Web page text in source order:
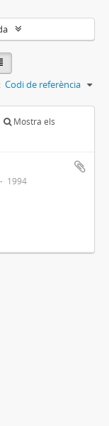
Codi de referència
Mostra els
1994